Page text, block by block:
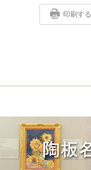
印刷する